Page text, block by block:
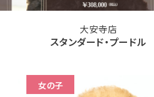
大安寺店
スタンダード・プードル
女の子